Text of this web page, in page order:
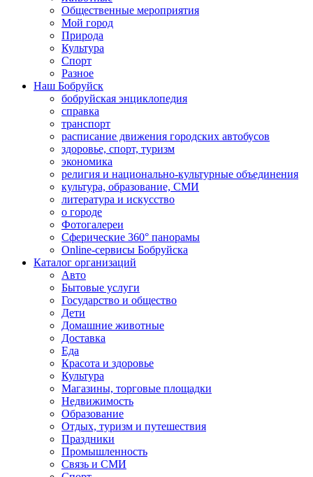
Общественные мероприятия
Мой город
Природа
Культура
Спорт
Разное
Наш Бобруйск
бобруйская энциклопедия
справка
транспорт
расписание движения городских автобусов
здоровье, спорт, туризм
экономика
религия и национально-культурные объединения
культура, образование, СМИ
литература и искусство
о городе
Фотогалереи
Сферические 360° панорамы
Online-сервисы Бобруйска
Каталог организаций
Авто
Бытовые услуги
Государство и общество
Дети
Домашние животные
Доставка
Еда
Красота и здоровье
Культура
Магазины, торговые площадки
Недвижимость
Образование
Отдых, туризм и путешествия
Праздники
Промышленность
Связь и СМИ